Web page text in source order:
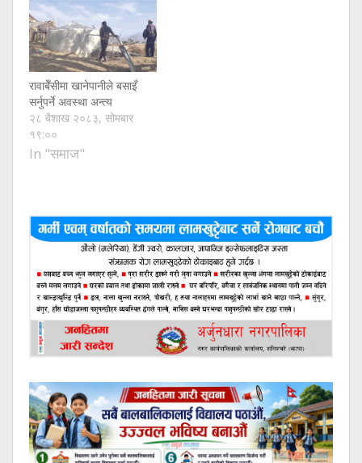
रावाबेँसीमा खानेपानीले बसाइँ
सर्नुपर्ने अवस्था अन्त्य
२८ बैशाख २०८३, सोमबार
१९:००
In "समाज"